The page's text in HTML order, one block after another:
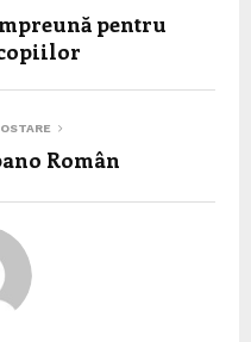
pentru
Român